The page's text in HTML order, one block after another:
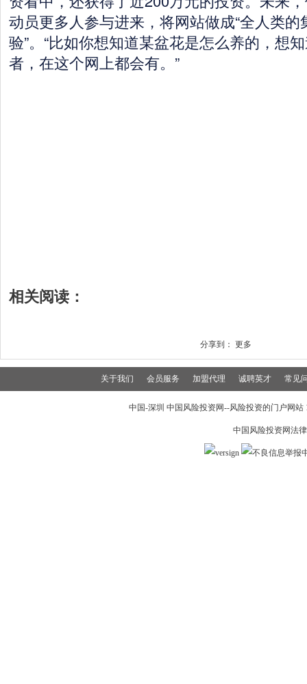
动员更多人参与进来，将网站做成“全人类的
验”。“比如你想知道某盆花是怎么养的，想
者，在这个网上都会有。”
相关阅读：
分享到： 更多
关于我们 会员服务 加盟代理 诚聘英才 常见
中国-深圳 中国风险投资网--风险投资的门户网
中国风险投资网法